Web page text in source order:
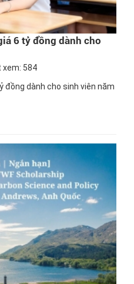
6 tỷ đồng dành cho
xem: 584
đồng dành cho sinh viên năm